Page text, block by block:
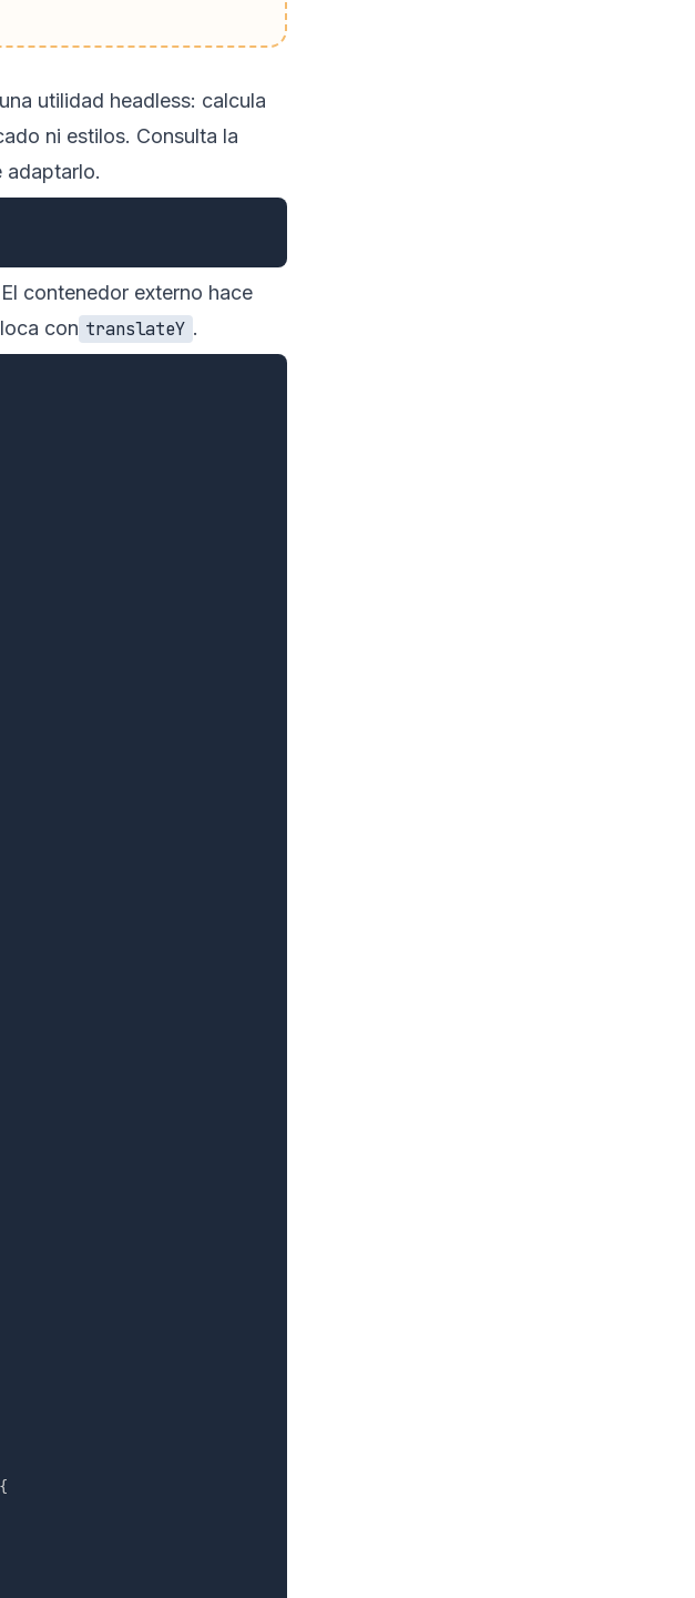
utilidad headless: calcula
ni estilos. Consulta la
adaptarlo.
contenedor externo hace
con translateY .
{